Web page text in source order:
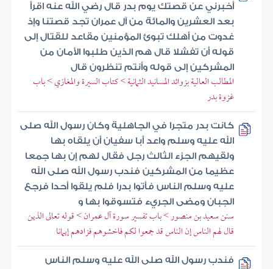
أخبرني عن قصتك يوم بدر قال رضي الله عنه اقرأ
بعد العشرين والمائة من آل عمران تجد قصتنا وإذ
غدوت من أهلك تبوئ المؤمنين مقاعد للقتال إلى
قوله أن تفشلا قال هم الذين طلبوا الأمان من
المشركين إلى قوله وأنتم تنظرون قال
المطالب العالية بزوائد المسانيد الثمانية > كتاب السيرة والمغازي > باب
غزوة بدر
كانت بدر متجرا في الجاهلية وكان رسول الله صلى
الله عليه وسلم واعد أبا سفيان أن يلقاه بها
ولقيهم الجزء الثالث رجل فقال لهم إن بها جمعا
عظيما من المشركين فندب رسول الله صلى الله
عليه وسلم الناس فأتوا بدرا فلم يلقوا أحدا فرجع
الجبان ومضى الجريء فتسوقوا بها و
سنن سعيد بن منصور > باب تفسير سورة آل عمران > قوله تعالى الذين
قال لهم الناس إن الناس قد جمعوا لكم فاخشوهم فزادهم إيمانا
فندب رسول الله صلى الله عليه وسلم الناس